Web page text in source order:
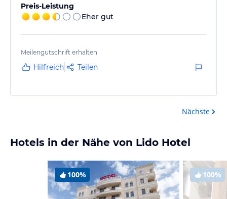
Preis-Leistung
Eher gut
Meilengutschrift erhalten
Hilfreich Teilen
Nächste
Hotels in der Nähe von Lido Hotel
100% 100%